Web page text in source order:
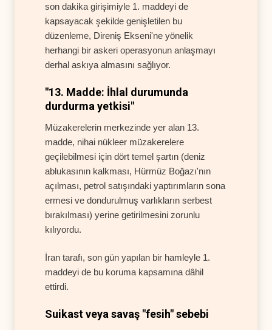
son dakika girişimiyle 1. maddeyi de
kapsayacak şekilde genişletilen bu
düzenleme, Direniş Ekseni'ne yönelik
herhangi bir askeri operasyonun anlaşmayı
derhal askıya almasını sağlıyor.
"13. Madde: İhlal durumunda
durdurma yetkisi"
Müzakerelerin merkezinde yer alan 13.
madde, nihai nükleer müzakerelere
geçilebilmesi için dört temel şartın (deniz
ablukasının kalkması, Hürmüz Boğazı'nın
açılması, petrol satışındaki yaptırımların sona
ermesi ve dondurulmuş varlıkların serbest
bırakılması) yerine getirilmesini zorunlu
kılıyordu.
İran tarafı, son gün yapılan bir hamleyle 1.
maddeyi de bu koruma kapsamına dâhil
ettirdi.
Suikast veya savaş "fesih" sebebi